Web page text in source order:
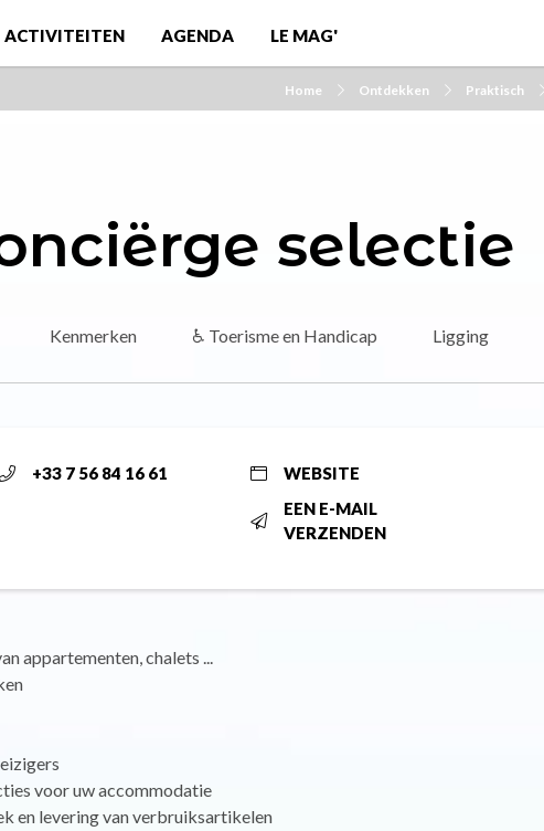
ACTIVITEITEN AGENDA LE MAG'
Home Ontdekken Praktisch
selectie
Kenmerken ♿ Toerisme en Handicap Ligging
+33 7 56 84 16 61
WEBSITE
EEN E-MAIL
VERZENDEN
appartementen, chalets ...
voor uw accommodatie
en levering van verbruiksartikelen